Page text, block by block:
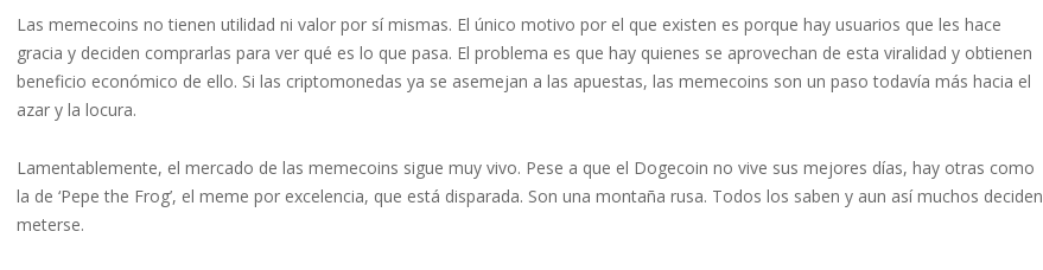
Las memecoins no tienen utilidad ni valor por sí mismas. El único motivo por el que existen es porque hay usuarios que les hace
gracia y deciden comprarlas para ver qué es lo que pasa. El problema es que hay quienes se aprovechan de esta viralidad y obtienen
beneficio económico de ello. Si las criptomonedas ya se asemejan a las apuestas, las memecoins son un paso todavía más hacia el
azar y la locura.
Lamentablemente, el mercado de las memecoins sigue muy vivo. Pese a que el Dogecoin no vive sus mejores días, hay otras como
la de ‘Pepe the Frog’, el meme por excelencia, que está disparada. Son una montaña rusa. Todos los saben y aun así muchos deciden
meterse.